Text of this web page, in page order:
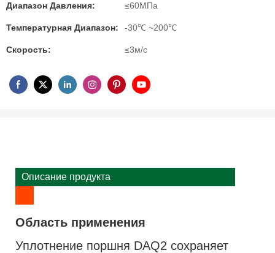
Диапазон Давления: ≤60МПа
Температурная Диапазон: -30℃ ~200℃
Скорость: ≤3м/с
Описание продукта
Область применения
Уплотнение поршня DAQ2 сохраняет